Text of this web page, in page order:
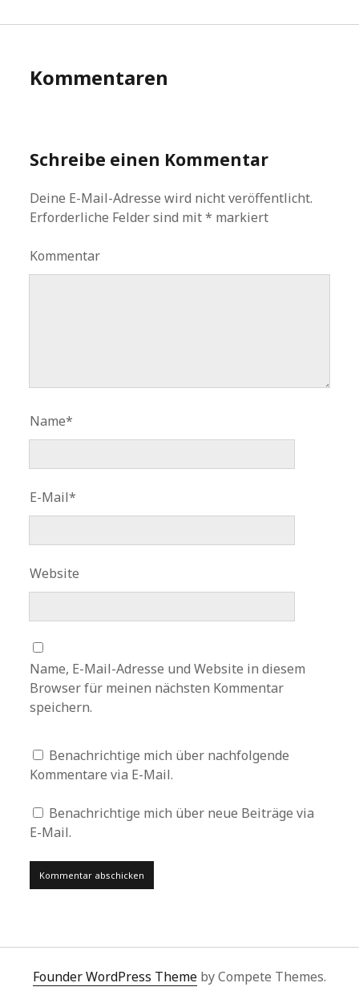
Kommentaren
Schreibe einen Kommentar
Deine E-Mail-Adresse wird nicht veröffentlicht.
Erforderliche Felder sind mit* markiert
Kommentar
Name*
E-Mail*
Website
Name, E-Mail-Adresse und Website in diesem
Browser für meinen nächsten Kommentar
speichern.
Benachrichtige mich über nachfolgende
Kommentare via E-Mail.
Benachrichtige mich über neue Beiträge via
E-Mail.
Founder WordPress Theme by Compete Themes.